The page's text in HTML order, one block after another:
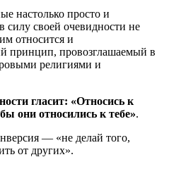
настолько просто и
силу своей очевидности не
относится и
принцип, провозглашаемый в
религиями и
гласит: «Относись к
они относились к тебе».
— «не делай того,
от других».